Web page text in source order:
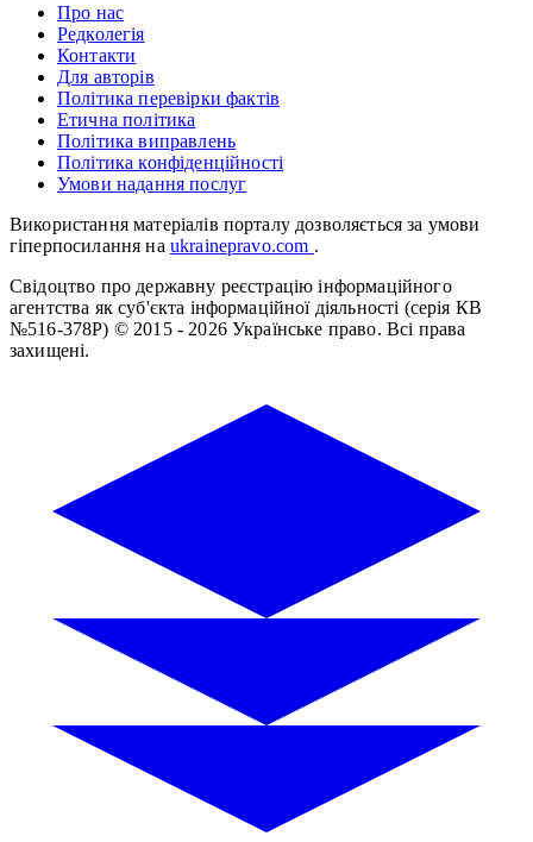
Про нас
Редколегія
Контакти
Для авторів
Політика перевірки фактів
Етична політика
Політика виправлень
Політика конфіденційності
Умови надання послуг
Використання матеріалів порталу дозволяється за умови
гіперпосилання на ukrainepravo.com .
Свідоцтво про державну реєстрацію інформаційного
агентства як суб'єкта інформаційної діяльності (серія КВ
№516-378Р) © 2015 - 2026 Українське право. Всі права
захищені.